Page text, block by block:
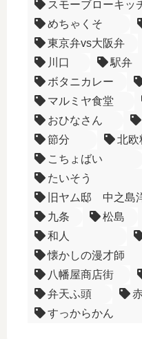
スモーブローキッ
めちゃくそ
東京弁vs大阪弁
川口
駅弁
ボタニカレー
マルミヤ食堂
おひなさん
節分
北欧
こちょばい
たいそう
旧ヤム邸 中之島
九条
松島
和人
懐かしの漫才師
八幡屋商店街
弁天ふ頭
すっからかん